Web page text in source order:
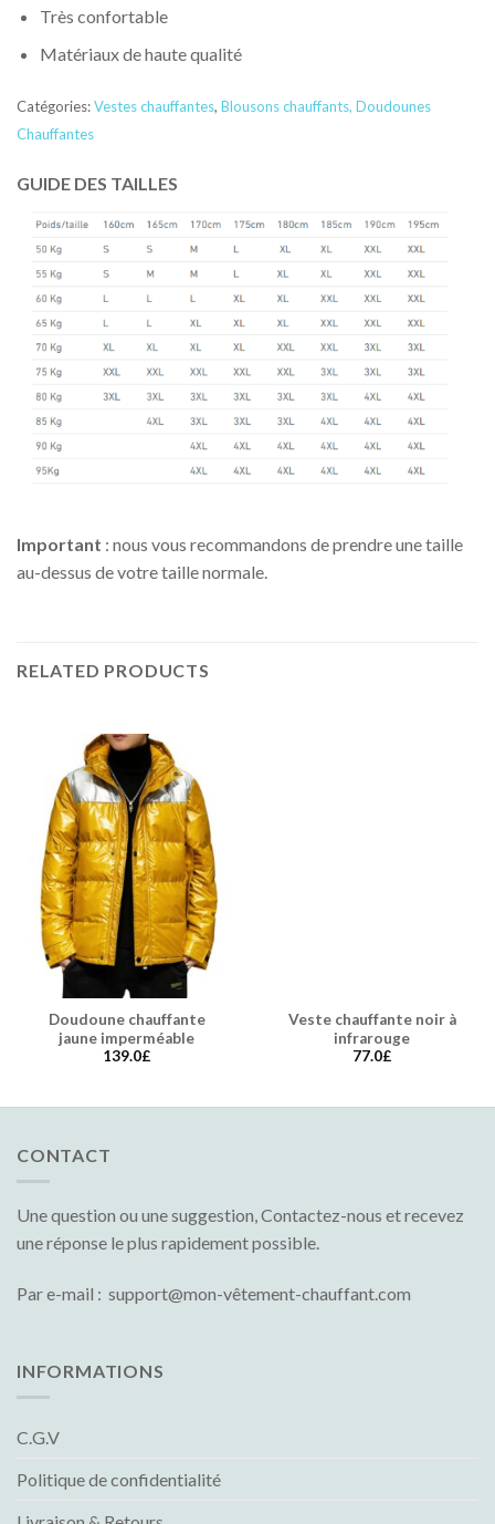
Très confortable
Matériaux de haute qualité
Catégories:Vestes chauffantes, Blousons chauffants, Doudounes
Chauffantes
GUIDE DES TAILLES
Important : nous vous recommandons de prendre une taille
au-dessus de votre taille normale.
RELATED PRODUCTS
Doudoune chauffante
jaune imperméable
139.0£
Veste chauffante noir à
infrarouge
77.0£
CONTACT
Une question ou une suggestion, Contactez-nous et recevez
une réponse le plus rapidement possible.
Par e-mail : support@mon-vêtement-chauffant.com
INFORMATIONS
C.G.V
Politique de confidentialité